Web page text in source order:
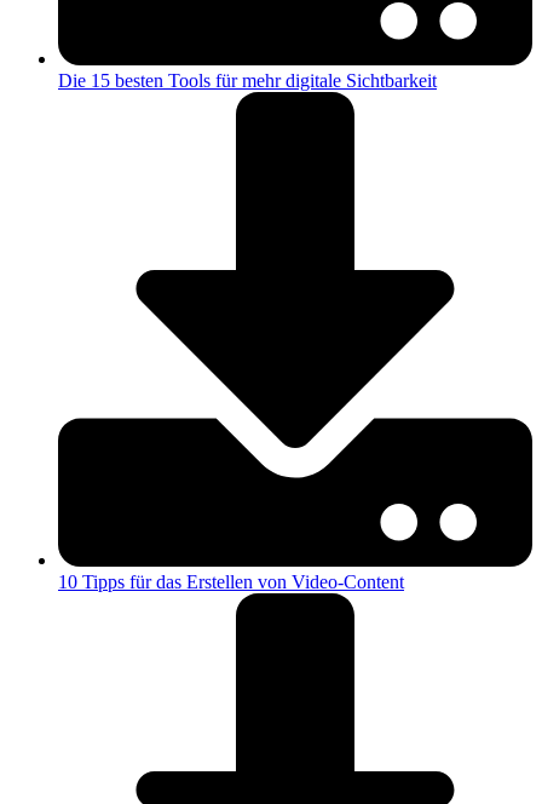
Die 15 besten Tools für mehr digitale Sichtbarkeit
10 Tipps für das Erstellen von Video-Content